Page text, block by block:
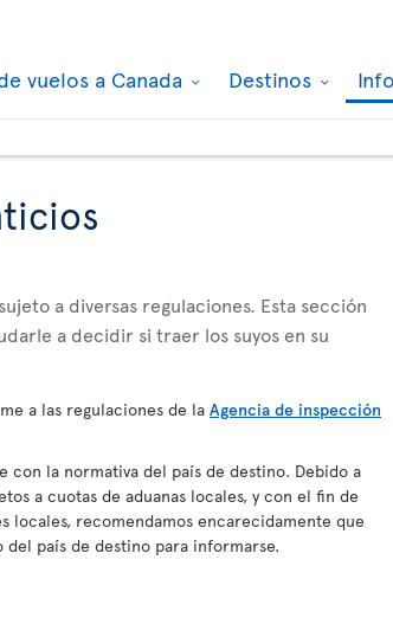
vuelos a Canada Destinos
a diversas regulaciones. Esta sección
a decidir si traer los suyos en su
a las regulaciones de la Agencia de inspección
con la normativa del país de destino. Debido a
a cuotas de aduanas locales, y con el fin de
locales, recomendamos encarecidamente que
país de destino para informarse.